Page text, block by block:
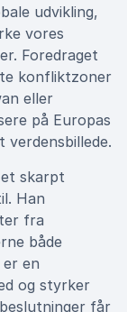
udvikling,
vores
Foredraget
konfliktzoner
eller
på Europas
verdensbillede.
skarpt
Han
fra
både
en
og styrker
får